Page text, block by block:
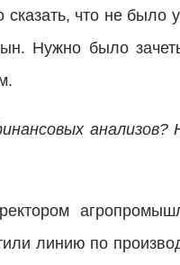
что не было
Нужно было
анализов?
линию по